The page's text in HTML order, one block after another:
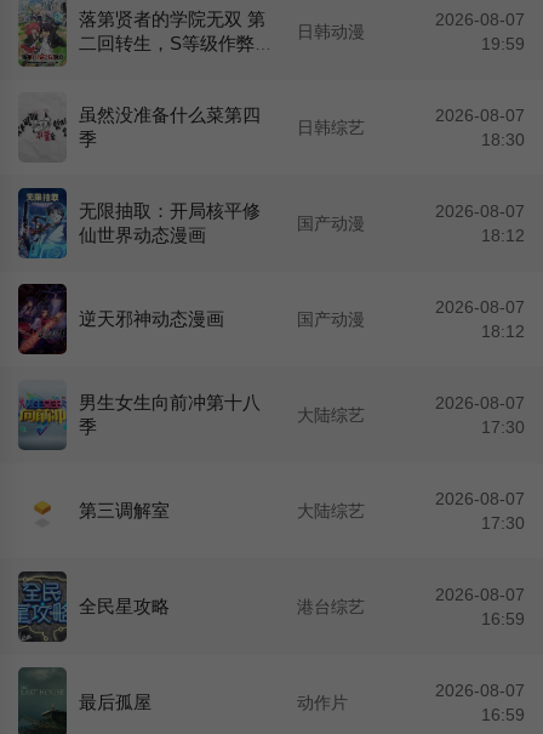
落第贤者的学院无双 第
二回转生，S等级作弊魔
日韩动漫
2026-08-07
19:59
虽然没准备什么菜第四
季
日韩综艺
2026-08-07
18:30
无限抽取：开局核平修
仙世界动态漫画
国产动漫
2026-08-07
18:12
逆天邪神动态漫画 国产动漫
2026-08-07
18:12
男生女生向前冲第十八
季
大陆综艺
2026-08-07
17:30
第三调解室 大陆综艺
2026-08-07
17:30
全民星攻略 港台综艺
2026-08-07
16:59
最后孤屋 动作片
2026-08-07
16:59